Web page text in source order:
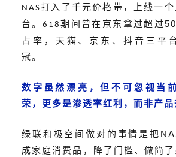
NAS打入了千元价格带，上线一
台。 618 期间 曾在 京东拿过超过
占率，天猫、京东、抖音三平
冠。
数字 虽然漂亮，但不可忽视 当前
荣，更多是渗透率红利，而非产
绿联和极空间做对的事情是把
成家庭消费品，降了门槛、做简